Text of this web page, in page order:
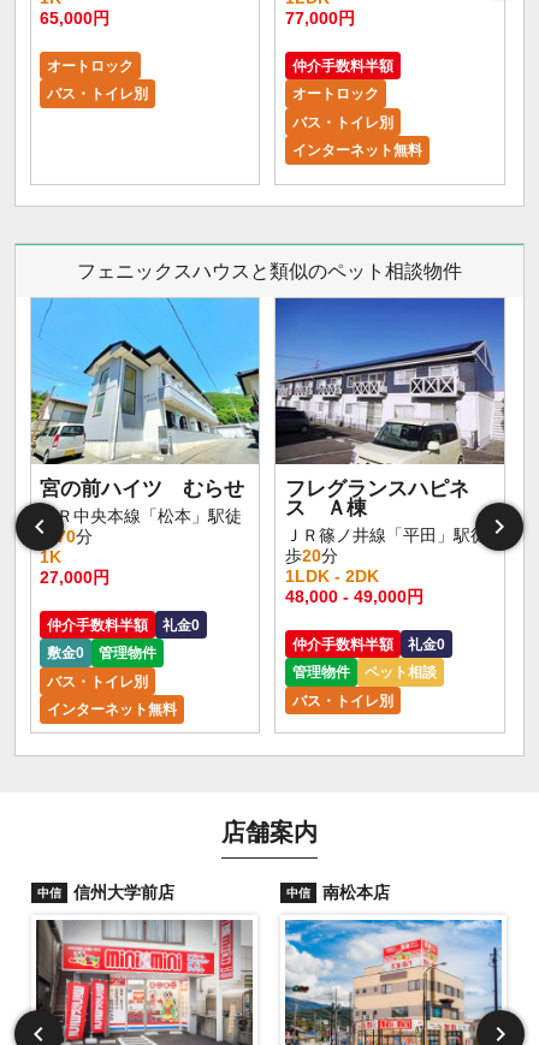
65,000円
オートロック
バス・トイレ別
77,000円
仲介手数料半額
オートロック
バス・トイレ別
インターネット無料
フェニックスハウスと類似のペット相談物件
宮の前ハイツ むらせ
ＪＲ中央本線「松本」駅徒
歩
70分
1K
27,000円
仲介手数料半額
礼金0
敷金0
管理物件
バス・トイレ別
インターネット無料
フレグランスハピネ
ス Ａ棟
ＪＲ篠ノ井線「平田」駅徒
歩20分
1LDK - 2DK
48,000 - 49,000円
仲介手数料半額
礼金0
管理物件
ペット相談
バス・トイレ別
店舗案内
中信 信州大学前店 中信 南松本店